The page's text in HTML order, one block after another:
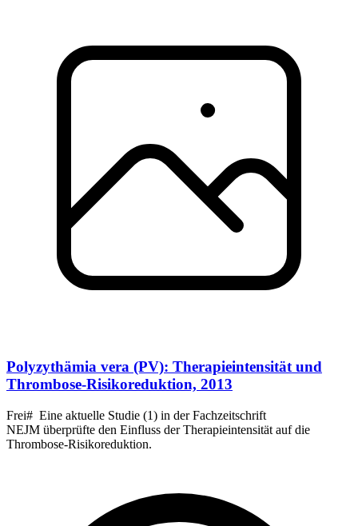
Polyzythämia vera (PV): Therapieintensität und
Thrombose-Risikoreduktion, 2013
Frei# Eine aktuelle Studie (1) in der Fachzeitschrift
NEJM überprüfte den Einfluss der Therapieintensität auf die
Thrombose-Risikoreduktion.